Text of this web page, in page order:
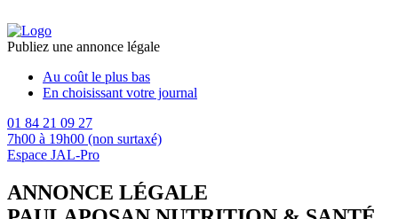
Publiez une annonce légale
Au coût le plus bas
En choisissant votre journal
01 84 21 09 27
7h00 à 19h00 (non surtaxé)
Espace JAL-Pro
ANNONCE LÉGALE